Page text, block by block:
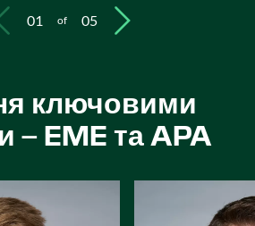
01 of 05
ключовими
– EME та APA